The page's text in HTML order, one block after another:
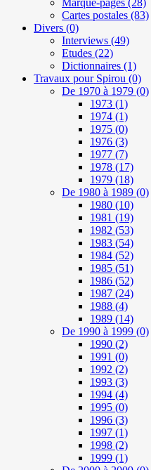
Cartes postales (83)
Divers (0)
Interviews (49)
Etudes (22)
Dictionnaires (1)
Travaux pour Spirou (0)
De 1970 à 1979 (0)
1973 (1)
1974 (1)
1975 (0)
1976 (3)
1977 (7)
1978 (17)
1979 (18)
De 1980 à 1989 (0)
1980 (10)
1981 (19)
1982 (53)
1983 (54)
1984 (52)
1985 (51)
1986 (52)
1987 (24)
1988 (4)
1989 (14)
De 1990 à 1999 (0)
1990 (2)
1991 (0)
1992 (2)
1993 (3)
1994 (4)
1995 (0)
1996 (3)
1997 (1)
1998 (2)
1999 (1)